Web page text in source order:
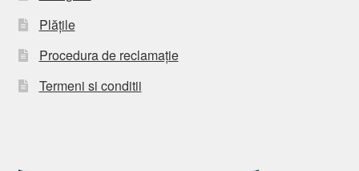
Plățile
Procedura de reclamație
Termeni si conditii